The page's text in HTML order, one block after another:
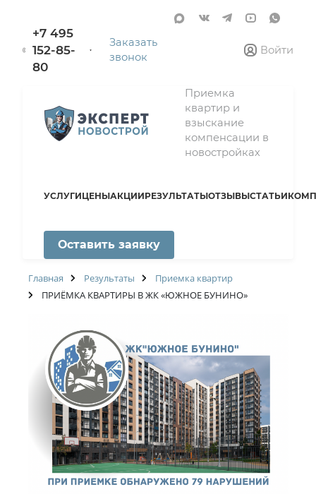
+7 495
152-85-
80
Заказать
звонок
Войти
Приемка
квартир и
взыскание
компенсации в
новостройках
УСЛУГИЦЕНЫАКЦИИРЕЗУЛЬТАТЫОТЗЫВЫСТАТЬИ
Оставить заявку
Главная Результаты
Приемка квартир
ПРИЁМКА КВАРТИРЫ В ЖК «ЮЖНОЕ БУНИНО»